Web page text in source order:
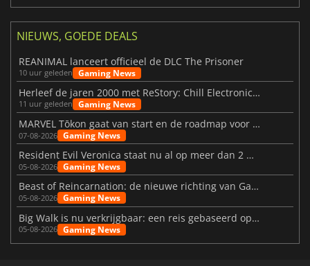
NIEUWS, GOEDE DEALS
REANIMAL lanceert officieel de DLC The Prisoner
10 uur geleden Gaming News
Herleef de jaren 2000 met ReStory: Chill Electronics Repairs
11 uur geleden Gaming News
MARVEL Tōkon gaat van start en de roadmap voor jaar 1 is bekendgemaakt
07-08-2026 Gaming News
Resident Evil Veronica staat nu al op meer dan 2 miljoen verlanglijstjes
05-08-2026 Gaming News
Beast of Reincarnation: de nieuwe richting van Game Freak
05-08-2026 Gaming News
Big Walk is nu verkrijgbaar: een reis gebaseerd op vriendschap
05-08-2026 Gaming News